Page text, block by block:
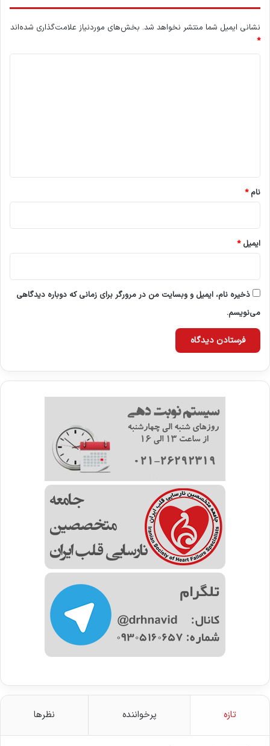
نشانی ایمیل شما منتشر نخواهد شد. بخش‌های موردنیاز علامت‌گذاری شده‌اند
*
نام*
ایمیل*
ذخیره نام، ایمیل و وبسایت من در مرورگر برای زمانی که دوباره دیدگاهی
می‌نویسم.
تازه پرخواننده نظرها